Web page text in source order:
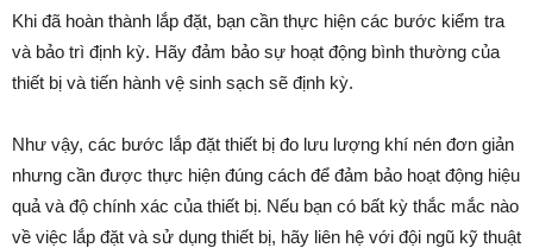
Khi đã hoàn thành lắp đặt, bạn cần thực hiện các bước kiểm tra
và bảo trì định kỳ. Hãy đảm bảo sự hoạt động bình thường của
thiết bị và tiến hành vệ sinh sạch sẽ định kỳ.
Như vậy, các bước lắp đặt thiết bị đo lưu lượng khí nén đơn giản
nhưng cần được thực hiện đúng cách để đảm bảo hoạt động hiệu
quả và độ chính xác của thiết bị. Nếu bạn có bất kỳ thắc mắc nào
về việc lắp đặt và sử dụng thiết bị, hãy liên hệ với đội ngũ kỹ thuật